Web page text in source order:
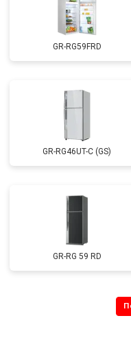
GR-RG59FRD
GR-RG46UT-C (GS)
GR-RG 59 RD